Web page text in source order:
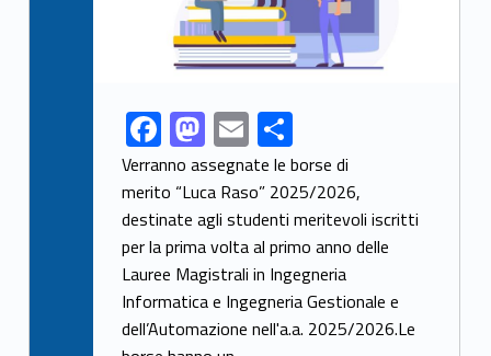
Link identifier share facebook archive #share-link-archive-22124F
ac
e
b
o
o
k
M
as
to
d
o
n
E
m
ai
l
S
h
ar
e
Verranno assegnate le borse di
merito “Luca Raso” 2025/2026,
destinate agli studenti meritevoli iscritti
per la prima volta al primo anno delle
Lauree Magistrali in Ingegneria
Informatica e Ingegneria Gestionale e
dell’Automazione nell'a.a. 2025/2026.Le